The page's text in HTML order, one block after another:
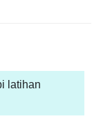
latihan